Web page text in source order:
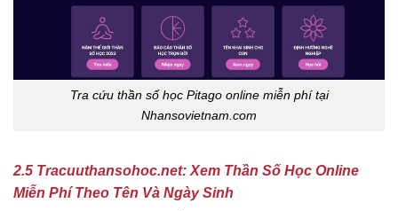
Tra cứu thần số học Pitago online miễn phí tại
Nhansovietnam.com
2.5 Tracuuthansohoc.net: Xem Thần Số Học Online
Miễn Phí Theo Tên Và Ngày Sinh